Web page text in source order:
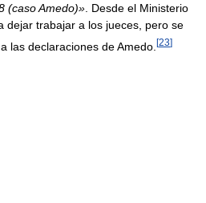
(caso Amedo)» . Desde el Ministerio
dejar trabajar a los jueces, pero se
las declaraciones de Amedo. [23]